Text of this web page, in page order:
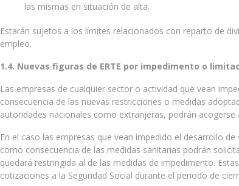
las mismas en situación de alta.
Estarán sujetos a los límites relacionados con reparto de
empleo.
1.4. Nuevas figuras de ERTE por impedimento o
Las empresas de cualquier sector o actividad que vean
consecuencia de las nuevas restricciones o medidas
autoridades nacionales como extranjeras, podrán acogerse
En el caso las empresas que vean impedido el desarrollo
como consecuencia de las medidas sanitarias podrán
quedará restringida al de las medidas de impedimento.
cotizaciones a la Seguridad Social durante el periodo de